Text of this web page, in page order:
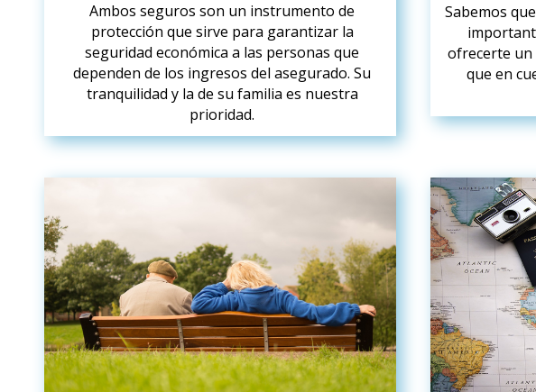
Ambos seguros son un instrumento de
protección que sirve para garantizar la
seguridad económica a las personas que
dependen de los ingresos del asegurado. Su
tranquilidad y la de su familia es nuestra
prioridad.
Sabemos
ofrecerte un
que en